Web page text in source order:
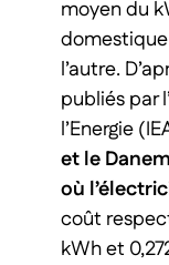
moyen du
l’autre.
publiés par
l’Energie
et le
où
coût
kWh et